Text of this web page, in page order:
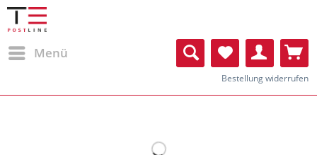
Menü
Bestellung widerrufen